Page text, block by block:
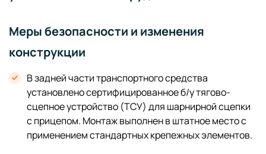
Меры безопасности и изменения
конструкции
В задней части транспортного средства
установлено сертифицированное б/у тягово-
сцепное устройство (ТСУ) для шарнирной сцепки
с прицепом. Монтаж выполнен в штатное место с
применением стандартных крепежных элементов.